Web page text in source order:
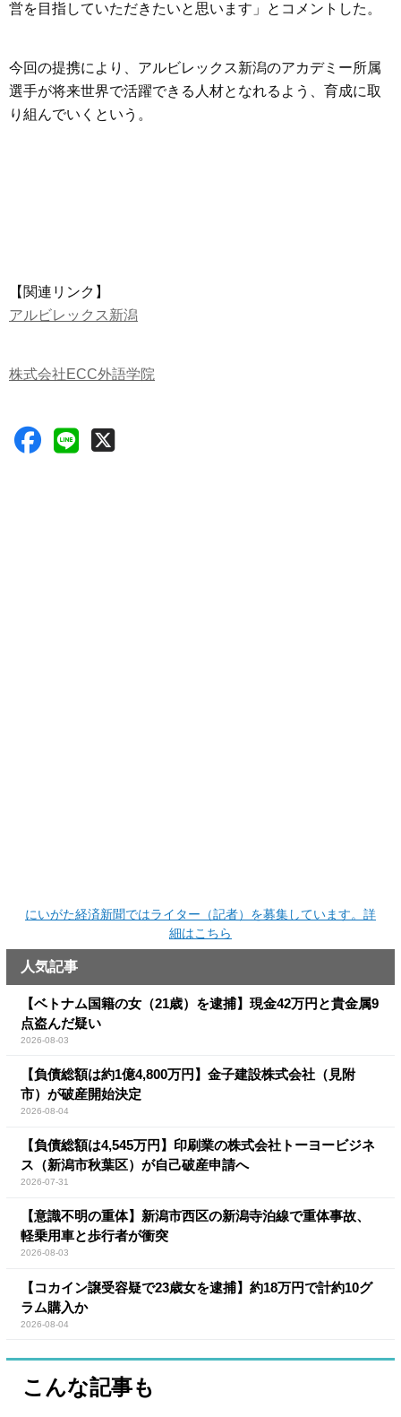
営を目指していただきたいと思います」とコメントした。
今回の提携により、アルビレックス新潟のアカデミー所属
選手が将来世界で活躍できる人材となれるよう、育成に取
り組んでいくという。
【関連リンク】
アルビレックス新潟
株式会社ECC外語学院
にいがた経済新聞ではライター（記者）を募集しています。詳
細はこちら
人気記事
【ベトナム国籍の女（21歳）を逮捕】現金42万円と貴金属9
点盗んだ疑い
2026-08-03
【負債総額は約1億4,800万円】金子建設株式会社（見附
市）が破産開始決定
2026-08-04
【負債総額は4,545万円】印刷業の株式会社トーヨービジネ
ス（新潟市秋葉区）が自己破産申請へ
2026-07-31
【意識不明の重体】新潟市西区の新潟寺泊線で重体事故、
軽乗用車と歩行者が衝突
2026-08-03
【コカイン譲受容疑で23歳女を逮捕】約18万円で計約10グ
ラム購入か
2026-08-04
こんな記事も